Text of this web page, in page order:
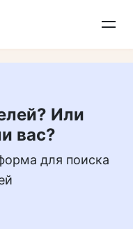
нас в MAX
Или
вас?
для поиска